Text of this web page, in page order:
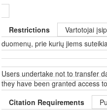
Restrictions
Vartotojai
duomenų, prie kurių jiems
Users undertake not to transfer
they have been granted access
Citation Requirements